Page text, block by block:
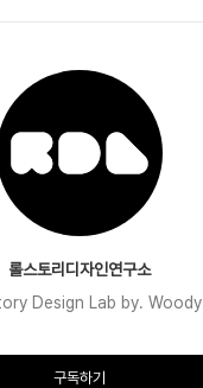
롤스토리디자인연구소
Design Lab by. Woody
구독하기